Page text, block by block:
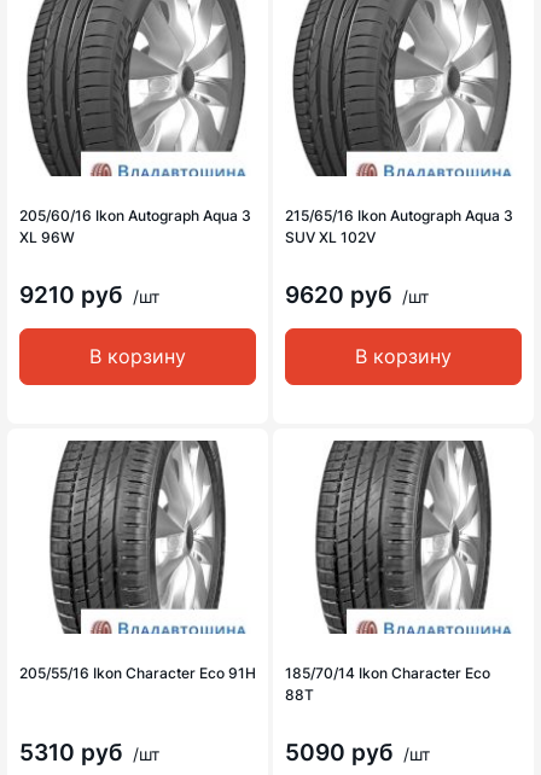
205/60/16 Ikon Autograph Aqua 3
XL 96W
9210 руб /шт
В корзину
215/65/16 Ikon Autograph Aqua 3
SUV XL 102V
9620 руб /шт
В корзину
205/55/16 Ikon Character Eco 91H
5310 руб /шт
185/70/14 Ikon Character Eco
88T
5090 руб /шт